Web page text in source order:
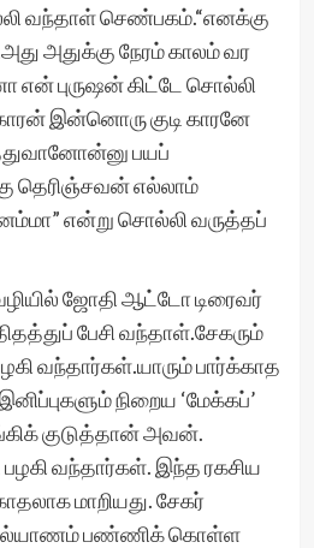
வந்தாள் செண்பகம்.“எனக்கு
அதுக்கு நேரம் காலம் வர
புருஷன் கிட்டே சொல்லி
இன்னொரு குடி காரனே
பயப்
தெரிஞ்சவன் எல்லாம்
என்று சொல்லி வருத்தப்
ஜோதி ஆட்டோ டிரைவர்
பேசி வந்தாள்.சேகரும்
வந்தார்கள்.யாரும் பார்க்காத
நிறைய ‘மேக்கப்’
குடுத்தான் அவன்.
பழகி வந்தார்கள். இந்த ரகசிய
மாறியது. சேகர்
கல்யாணம் பண்ணிக் கொள்ள